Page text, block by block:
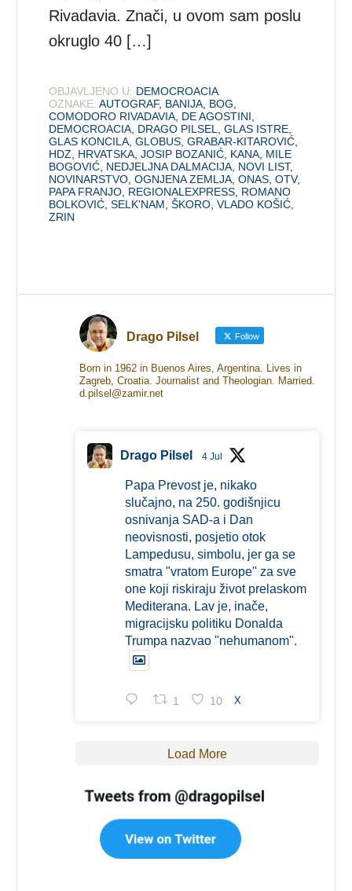
Rivadavia. Znači, u ovom sam poslu
okruglo 40 […]
OBJAVLJENO U: DEMOCROACIA
OZNAKE: AUTOGRAF, BANIJA BOG
COMODORO RIVADAVIA DE AGOSTINI
DEMOCROACIA DRAGO PILSEL ,GLAS ISTRE
GLAS KONCILA ,GLOBUS ,GRABAR-KITAROVIĆ
HDZ
HRVATSKA ,JOSIP BOZANIĆ KANA MILE
BOGOVIĆ NEDJELJNA DALMACIJA NOVI LIST,
NOVINARSTVO ,OGNJENA ZEMLJA ,ONAS ,OTV,
PAPA FRANJO REGIONALEXPRESS ROMANO
BOLKOVIĆ ,SELK'NAM ,ŠKORO ,VLADO KOŠIĆ
ZRIN
Drago Pilsel Follow
Born in 1962 in Buenos Aires, Argentina. Lives in
Zagreb, Croatia. Journalist and Theologian. Married.
d.pilsel@zamir.net
Drago Pilsel 4 Jul
Papa Prevost je, nikako
slučajno, na 250. godišnjicu
osnivanja SAD-a i Dan
neovisnosti, posjetio otok
Lampedusu, simbolu, jer ga se
smatra "vratom Europe" za sve
one koji riskiraju život prelaskom
Mediterana. Lav je, inače,
migracijsku politiku Donalda
Trumpa nazvao "nehumanom".
1 10 X
Load More